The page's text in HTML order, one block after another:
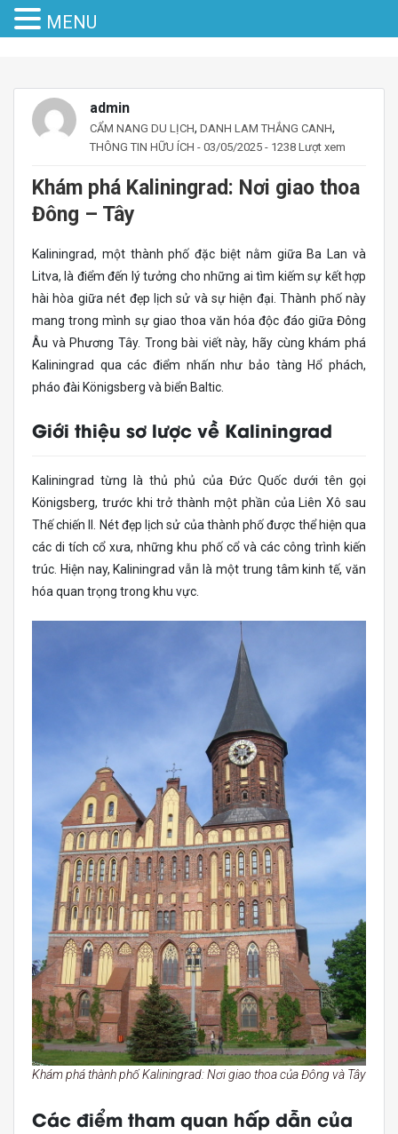
admin
CẨM NANG DU LỊCH, DANH LAM THẮNG CANH,
THÔNG TIN HỮU ÍCH - 03/05/2025 - 1238 Lượt xem
Khám phá Kaliningrad: Nơi giao thoa
Đông – Tây
Kaliningrad, một thành phố đặc biệt nằm giữa Ba Lan và
Litva, là điểm đến lý tưởng cho những ai tìm kiếm sự kết hợp
hài hòa giữa nét đẹp lịch sử và sự hiện đại. Thành phố này
mang trong mình sự giao thoa văn hóa độc đáo giữa Đông
Âu và Phương Tây. Trong bài viết này, hãy cùng khám phá
Kaliningrad qua các điểm nhấn như bảo tàng Hổ phách,
pháo đài Königsberg và biển Baltic.
Giới thiệu sơ lược về Kaliningrad
Kaliningrad từng là thủ phủ của Đức Quốc dưới tên gọi
Königsberg, trước khi trở thành một phần của Liên Xô sau
Thế chiến II. Nét đẹp lịch sử của thành phố được thể hiện qua
các di tích cổ xưa, những khu phố cổ và các công trình kiến
trúc. Hiện nay, Kaliningrad vẫn là một trung tâm kinh tế, văn
hóa quan trọng trong khu vực.
Khám phá thành phố Kaliningrad: Nơi giao thoa của Đông và Tây
Các điểm tham quan hấp dẫn của
MENU